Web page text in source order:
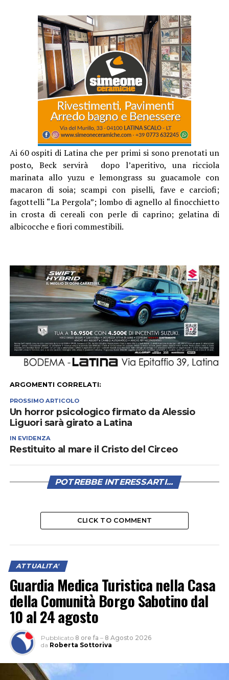
Ai 60 ospiti di Latina che per primi si sono prenotati un
posto, Beck servirà dopo l’aperitivo, una ricciola
marinata allo yuzu e lemongrass su guacamole con
macaron di soia; scampi con piselli, fave e carciofi;
fagottelli “La Pergola”; lombo di agnello al finocchietto
in crosta di cereali con perle di caprino; gelatina di
albicocche e fiori commestibili.
ARGOMENTI CORRELATI:
PROSSIMO ARTICOLO
Un horror psicologico firmato da Alessio
Liguori sarà girato a Latina
IN EVIDENZA
Restituito al mare il Cristo del Circeo
POTREBBE INTERESSARTI...
CLICK TO COMMENT
ATTUALITA'
Guardia Medica Turistica nella Casa
della Comunità Borgo Sabotino dal
10 al 24 agosto
Pubblicato 8 ore fa – 8 Agosto 2026
da Roberta Sottoriva